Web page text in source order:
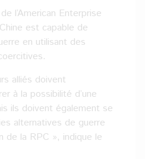
l’American Enterprise
est capable de
en utilisant des
alliés doivent
à la possibilité d’une
ils doivent également se
alternatives de guerre
de la RPC », indique le